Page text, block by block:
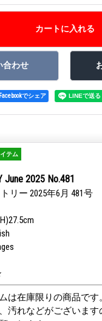
Facebookでシェア
テム
June 2025 No.481
リー 2025年6月 481号
は在庫限りの商品です。
汚れなどがございます